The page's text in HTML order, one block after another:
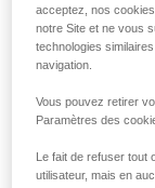
Exemple
Dans le cas de
des longes de
l’abri de tout
acceptez, nos
notre Site et ne vous
technologies
navigation.
Vous pouvez retirer
Paramètres des
Le fait de refuser
utilisateur, mais en